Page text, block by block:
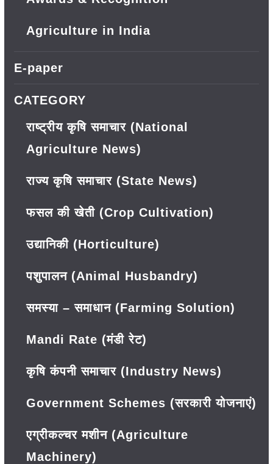
Agriculture in India
E-paper
CATEGORY
राष्ट्रीय कृषि समाचार (National
Agriculture News)
राज्य कृषि समाचार (State News)
फसल की खेती (Crop Cultivation)
उद्यानिकी (Horticulture)
पशुपालन (Animal Husbandry)
समस्या – समाधान (Farming Solution)
Mandi Rate (मंडी रेट)
कृषि कंपनी समाचार (Industry News)
Government Schemes (सरकारी योजनाएं)
एग्रीकल्चर मशीन (Agriculture
Machinery)